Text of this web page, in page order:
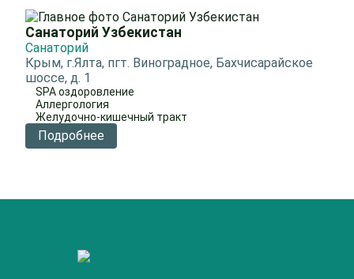
Санаторий Узбекистан
Санаторий
Крым, г.Ялта, пгт. Виноградное, Бахчисарайское
шоссе, д. 1
SPA оздоровление
Аллергология
Желудочно-кишечный тракт
Подробнее